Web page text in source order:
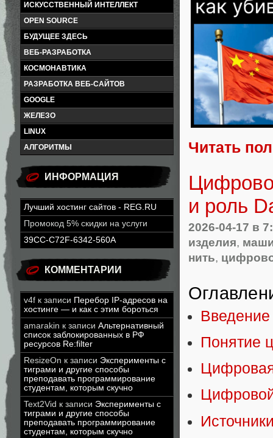
ИСКУССТВЕННЫЙ ИНТЕЛЛЕКТ
OPEN SOURCE
БУДУЩЕЕ ЗДЕСЬ
ВЕБ-РАЗРАБОТКА
КОСМОНАВТИКА
РАЗРАБОТКА ВЕБ-САЙТОВ
GOOGLE
ЖЕЛЕЗО
LINUX
АЛГОРИТМЫ
ИНФОРМАЦИЯ
Лучший хостинг сайтов - REG.RU
Промокод 5% скидки на услуги
39CC-C72F-6342-560A
КОММЕНТАРИИ
v4f к записи Перебор IP-адресов на
хостинге — и как с этим бороться
amarakin к записи Альтернативный
список заблокированных в РФ
ресурсов Re:filter
ResizeOn к записи Эксперименты с
тиграми и другие способы
преподавать программирование
студентам, которым скучно
Text2Vid к записи Эксперименты с
тиграми и другие способы
преподавать программирование
студентам, которым скучно
Читать
и роль
2026-04-17 в
изделия,
нить,
Введение
Понятие